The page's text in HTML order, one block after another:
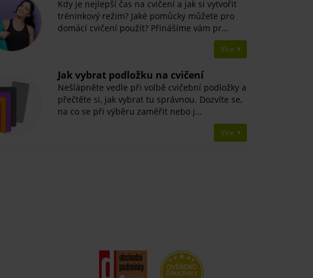
Kdy je nejlepší čas na cvičení a jak si vytvořit
tréninkový režim? Jaké pomůcky můžete pro
domácí cvičení použít? Přinášíme vám pr…
Více
Jak vybrat podložku na cvičení
Nešlápněte vedle při volbě cvičební podložky a
přečtěte si, jak vybrat tu správnou. Dozvíte se,
na co se při výběru zaměřit nebo j…
Více